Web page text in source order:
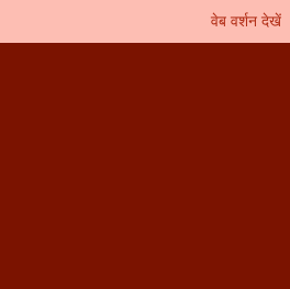
वेब वर्शन देखें